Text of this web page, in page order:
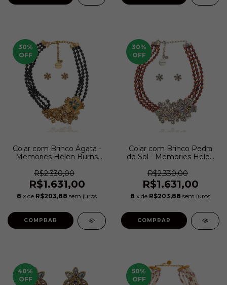
30%
OFF
Colar com Brinco Ágata -
Memories Helen Burns
R$2.330,00
R$1.631,00
8 x de R$203,88 sem juros
30%
OFF
Colar com Brinco Pedra
do Sol - Memories Helen
Klein
R$2.330,00
R$1.631,00
8 x de R$203,88 sem juros
40%
OFF
50%
OFF